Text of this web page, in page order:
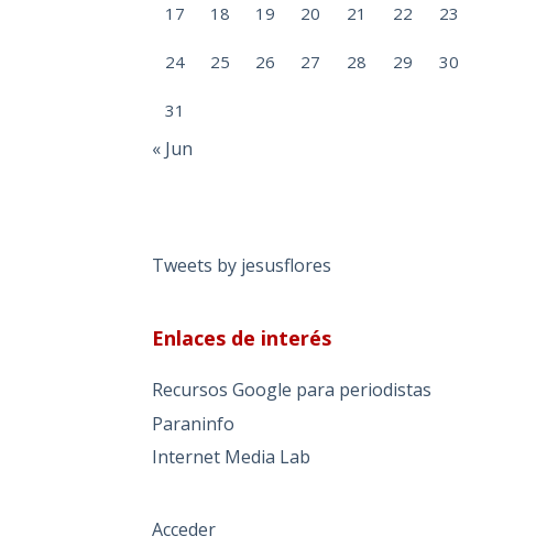
17 18 19 20 21 22 23
24 25 26 27 28 29 30
31
« Jun
Tweets by jesusflores
Enlaces de interés
Recursos Google para periodistas
Paraninfo
Internet Media Lab
Acceder